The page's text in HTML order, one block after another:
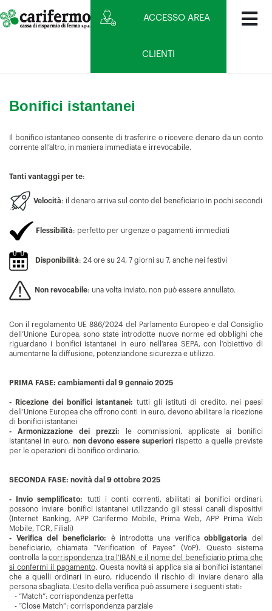
ACCESSO AREA
CLIENTI
Bonifici istantanei
Il bonifico istantaneo consente di trasferire o ricevere denaro da un conto
corrente all’altro, in maniera immediata e irrevocabile.
Tanti vantaggi per te:
Velocità: il denaro arriva sul conto del beneficiario in pochi secondi
Flessibilità: perfetto per urgenze o pagamenti immediati
Disponibilità: 24 ore su 24, 7 giorni su 7, anche nei festivi
Non revocabile: una volta inviato, non può essere annullato.
Con il regolamento UE 886/2024 del Parlamento Europeo e dal Consiglio
dell’Unione Europea, sono state introdotte nuove norme ed obblighi che
riguardano i bonifici istantanei in euro nell’area SEPA, con l’obiettivo di
aumentarne la diffusione, potenziandone sicurezza e utilizzo.
PRIMA FASE: cambiamenti dal 9 gennaio 2025
- Ricezione dei bonifici istantanei: tutti gli istituti di credito, nei paesi
dell’Unione Europea che offrono conti in euro, devono abilitare la ricezione
di bonifici istantanei
- Armonizzazione dei prezzi:
le commissioni, applicate ai bonifici
istantanei in euro, non devono essere superiori rispetto a quelle previste
per le operazioni di bonifico ordinario.
SECONDA FASE: novità dal 9 ottobre 2025
- Invio semplificato: tutti i conti correnti, abilitati ai bonifici ordinari,
possono inviare bonifici istantanei utilizzando gli stessi canali dispositivi
(Internet Banking, APP Carifermo Mobile, Prima Web, APP Prima Web
Mobile, TCR, Filiali)
- Verifica del beneficiario: è introdotta una verificaobbligatoria
del
beneficiario, chiamata “Verification of Payee” (VoP). Questo sistema
controlla lacorrispondenza tra l’IBAN e il nome del beneficiario prima che
si confermi il pagamento. Questa novità si applica sia ai bonifici istantanei
che a quelli ordinari in euro, riducendo il rischio di inviare denaro alla
persona sbagliata. L'esito della verifica può assumere i seguenti stati:
- “Match”: corrispondenza perfetta
- “Close Match”: corrispondenza parziale